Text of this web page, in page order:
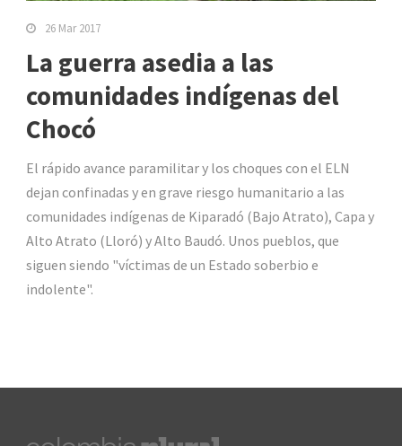
26 Mar 2017
La guerra asedia a las
comunidades indígenas del
Chocó
El rápido avance paramilitar y los choques con el ELN
dejan confinadas y en grave riesgo humanitario a las
comunidades indígenas de Kiparadó (Bajo Atrato), Capa y
Alto Atrato (Lloró) y Alto Baudó. Unos pueblos, que
siguen siendo "víctimas de un Estado soberbio e
indolente".